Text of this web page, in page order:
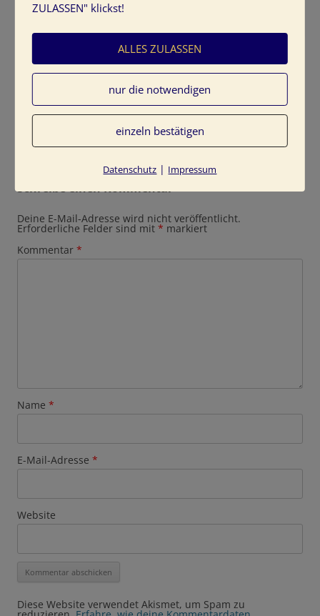
farbinspirationen: Grün mit warmen Violett
farbinspirationen-gruen-erika-fruehling
Schreibe einen Kommentar
Deine E-Mail-Adresse wird nicht veröffentlicht.
Erforderliche Felder sind mit * markiert
Kommentar *
Name *
E-Mail-Adresse *
Website
Diese Website verwendet Akismet, um Spam zu
ZULASSEN" klickst!
ALLES ZULASSEN
nur die notwendigen
einzeln bestätigen
Datenschutz | Impressum